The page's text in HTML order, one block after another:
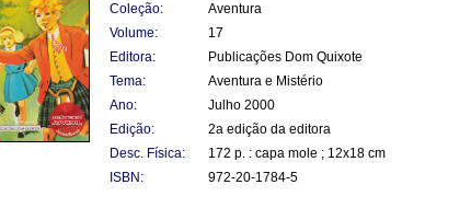
Coleção:
Aventura
Volume:
17
Editora:
Publicações Dom Quixote
Tema:
Aventura e Mistério
Ano:
Julho 2000
Edição:
2a edição da editora
Desc. Física:
172 p. : capa mole ; 12x18 cm
ISBN:
972-20-1784-5